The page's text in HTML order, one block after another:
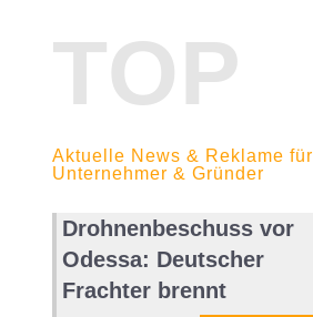
TOP
Aktuelle News & Reklame für
Unternehmer & Gründer
Drohnenbeschuss vor
Odessa: Deutscher
Frachter brennt